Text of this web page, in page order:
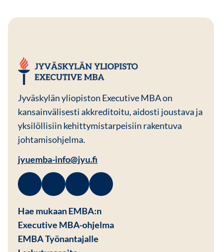
Jyväskylän yliopiston Executive MBA on
kansainvälisesti akkreditoitu, aidosti joustava ja
yksilöllisiin kehittymistarpeisiin rakentuva
johtamisohjelma.
jyuemba-info@jyu.fi
Facebook
Avautuu uuteen ikkunaan
Linkedin
Avautuu uuteen ikkunaan
Instagram
Avautuu uuteen ikkunaan
Youtube
Avautuu uuteen ikkunaan
Hae mukaan EMBA:n
Executive MBA-ohjelma
EMBA Työnantajalle